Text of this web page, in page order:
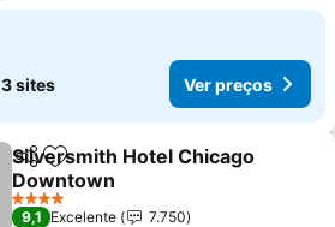
3 sites Ver preços
PartilharAdicionar aos favoritos
Silversmith Hotel Chicago
Downtown
Ver preços
4 Estrelas
9,1 Excelente
7.750